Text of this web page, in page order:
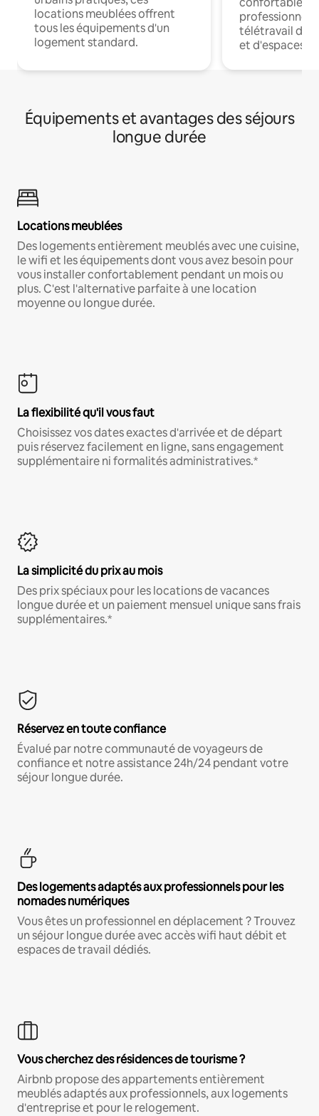
locations meublées offrent
tous les équipements d'un
logement standard.
professionnels
télétravail
et d'espaces
Équipements et avantages des séjours
longue durée
Locations meublées
Des logements entièrement meublés avec une cuisine,
le wifi et les équipements dont vous avez besoin pour
vous installer confortablement pendant un mois ou
plus. C'est l'alternative parfaite à une location
moyenne ou longue durée.
La flexibilité qu'il vous faut
Choisissez vos dates exactes d'arrivée et de départ
puis réservez facilement en ligne, sans engagement
supplémentaire ni formalités administratives.*
La simplicité du prix au mois
Des prix spéciaux pour les locations de vacances
longue durée et un paiement mensuel unique sans frais
supplémentaires.*
Réservez en toute confiance
Évalué par notre communauté de voyageurs de
confiance et notre assistance 24h/24 pendant votre
séjour longue durée.
Des logements adaptés aux professionnels pour les
nomades numériques
Vous êtes un professionnel en déplacement ? Trouvez
un séjour longue durée avec accès wifi haut débit et
espaces de travail dédiés.
Vous cherchez des résidences de tourisme ?
Airbnb propose des appartements entièrement
meublés adaptés aux professionnels, aux logements
d'entreprise et pour le relogement.